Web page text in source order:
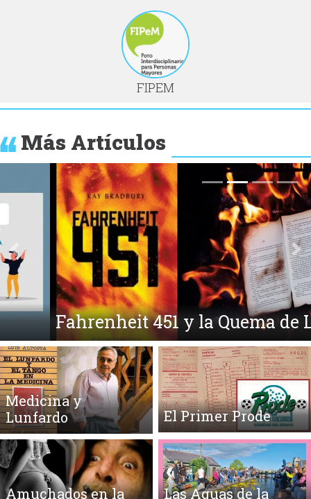
FIPEM
Más Artículos
Fahrenheit 451 y la Quema de Libros
Anterior
Medicina y
Lunfardo
El Primer Prode
Amuchados en la Las Aguas de la